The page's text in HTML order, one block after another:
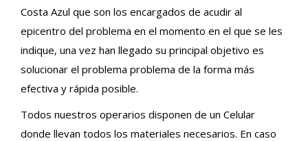
Costa Azul que son los encargados de acudir al
epicentro del problema en el momento en el que se les
indique, una vez han llegado su principal objetivo es
solucionar el problema problema de la forma más
efectiva y rápida posible.
Todos nuestros operarios disponen de un Celular
donde llevan todos los materiales necesarios. En caso